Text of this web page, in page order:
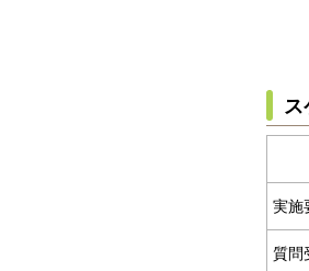
※
※
実施
質問